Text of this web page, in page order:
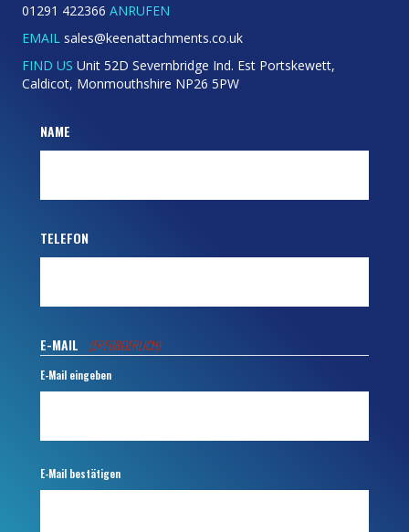
01291 422366 ANRUFEN
EMAIL sales@keenattachments.co.uk
FIND US Unit 52D Severnbridge Ind. Est Portskewett,
Caldicot, Monmouthshire NP26 5PW
NAME
TELEFON
E-MAIL (ERFORDERLICH)
E-Mail eingeben
E-Mail bestätigen